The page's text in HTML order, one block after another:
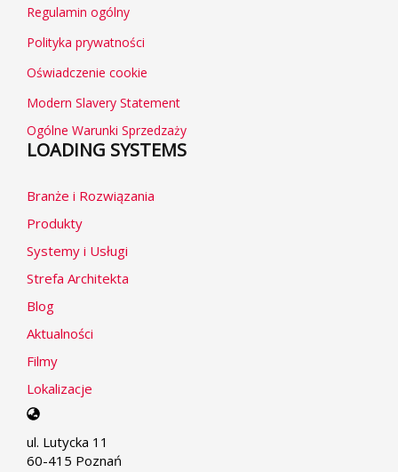
Regulamin ogólny
Polityka prywatności
Oświadczenie cookie
Modern Slavery Statement
Ogólne Warunki Sprzedzaży
LOADING SYSTEMS
Branże i Rozwiązania
Produkty
Systemy i Usługi
Strefa Architekta
Blog
Aktualności
Filmy
Lokalizacje
Select
language
ul. Lutycka 11
60-415 Poznań